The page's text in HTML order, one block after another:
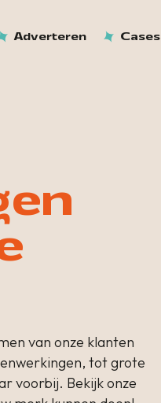
Adverteren Cases
van onze klanten
tot grote
voorbij. Bekijk onze